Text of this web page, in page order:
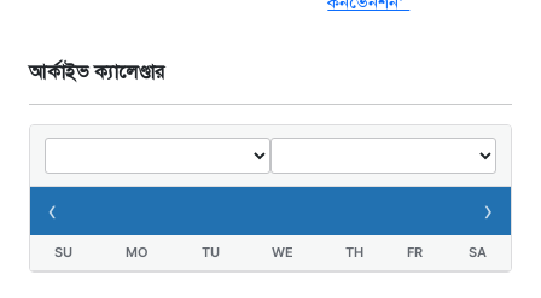
আর্কাইভ ক্যালেণ্ডার
‹ ›
SU MO TU WE TH FR SA